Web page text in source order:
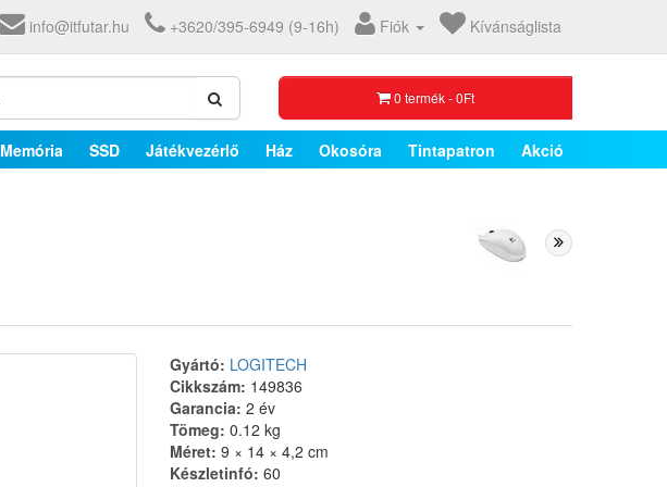
info@itfutar.hu +3620/395-6949 (9-16h) Fiók Kívánságlista
0 termék - 0Ft
Memória SSD Játékvezérlő Ház Okosóra Tintapatron Akció
Gyártó: LOGITECH
Cikkszám: 149836
Garancia: 2 év
Tömeg: 0.12 kg
Méret: 9 × 14 × 4,2 cm
Készletinfó: 60